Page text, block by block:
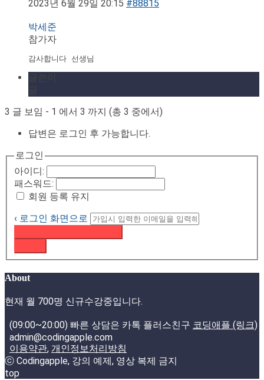
2023년 6월 29일 20:15 #88815
박세준
참가자
감사합니다 선생님
3 글 보임 - 1 에서 3 까지 (총 3 중에서)
답변은 로그인 후 가능합니다.
로그인
아이디:
패스워드:
회원 등록 유지
‹ 로그인 화면으로
About
현재 월 700명 신규수강중입니다.
(09:00~20:00) 빠른 상담은 카톡 플러스친구 코딩애플 (링크)
admin@codingapple.com
이용약관, 개인정보처리방침
ⓒ Codingapple, 강의 예제, 영상 복제 금지
top